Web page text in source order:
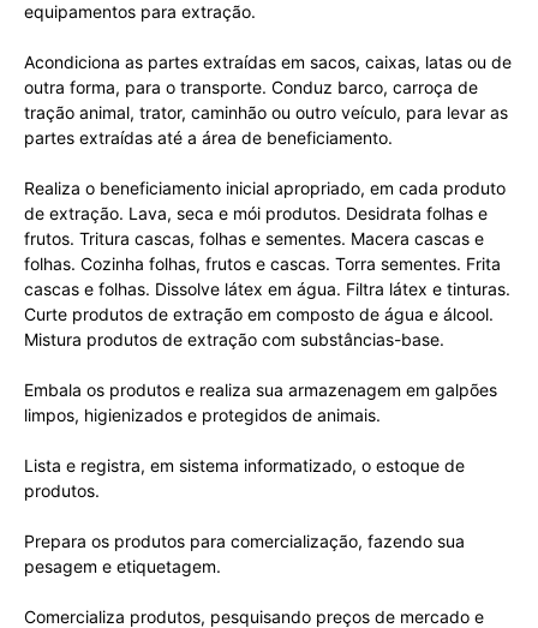
equipamentos para extração.
Acondiciona as partes extraídas em sacos, caixas, latas ou de
outra forma, para o transporte. Conduz barco, carroça de
tração animal, trator, caminhão ou outro veículo, para levar as
partes extraídas até a área de beneficiamento.
Realiza o beneficiamento inicial apropriado, em cada produto
de extração. Lava, seca e mói produtos. Desidrata folhas e
frutos. Tritura cascas, folhas e sementes. Macera cascas e
folhas. Cozinha folhas, frutos e cascas. Torra sementes. Frita
cascas e folhas. Dissolve látex em água. Filtra látex e tinturas.
Curte produtos de extração em composto de água e álcool.
Mistura produtos de extração com substâncias-base.
Embala os produtos e realiza sua armazenagem em galpões
limpos, higienizados e protegidos de animais.
Lista e registra, em sistema informatizado, o estoque de
produtos.
Prepara os produtos para comercialização, fazendo sua
pesagem e etiquetagem.
Comercializa produtos, pesquisando preços de mercado e